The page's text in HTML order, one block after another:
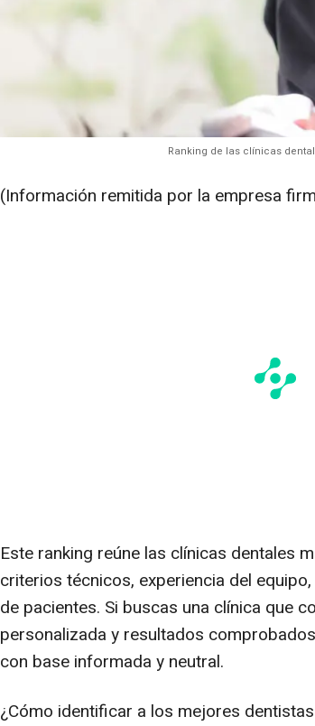
Ranking de las clínicas
(Información remitida por la empresa
Este ranking reúne las clínicas dentales
criterios técnicos, experiencia del
de pacientes. Si buscas una clínica que
personalizada y resultados
con base informada y neutral.
¿Cómo identificar a los mejores